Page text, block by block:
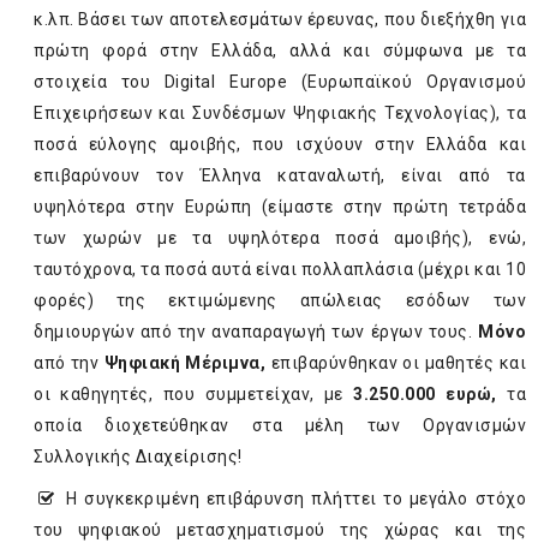
κ.λπ. Βάσει των αποτελεσμάτων έρευνας, που διεξήχθη για
πρώτη φορά στην Ελλάδα, αλλά και σύμφωνα με τα
στοιχεία του Digital Europe (Ευρωπαϊκού Οργανισμού
Επιχειρήσεων και Συνδέσμων Ψηφιακής Τεχνολογίας), τα
ποσά εύλογης αμοιβής, που ισχύουν στην Ελλάδα και
επιβαρύνουν τον Έλληνα καταναλωτή, είναι από τα
υψηλότερα στην Ευρώπη (είμαστε στην πρώτη τετράδα
των χωρών με τα υψηλότερα ποσά αμοιβής), ενώ,
ταυτόχρονα, τα ποσά αυτά είναι πολλαπλάσια (μέχρι και 10
φορές) της εκτιμώμενης απώλειας εσόδων των
δημιουργών από την αναπαραγωγή των έργων τους. Μόνο
από την Ψηφιακή Μέριμνα, επιβαρύνθηκαν οι μαθητές και
οι καθηγητές, που συμμετείχαν, με3.250.000 ευρώ,τα
οποία διοχετεύθηκαν στα μέλη των Οργανισμών
Συλλογικής Διαχείρισης!
Η συγκεκριμένη επιβάρυνση πλήττει το μεγάλο στόχο
του ψηφιακού μετασχηματισμού της χώρας και της